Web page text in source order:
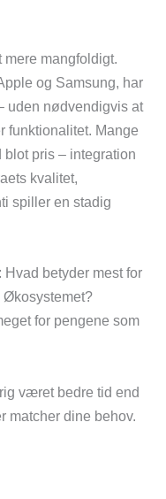
mangfoldigt.
og Samsung, har
uden nødvendigvis at
funktionalitet. Mange
pris – integration
kvalitet,
spiller en stadig
betyder mest for
Økosystemet?
for pengene som
været bedre tid end
matcher dine behov.